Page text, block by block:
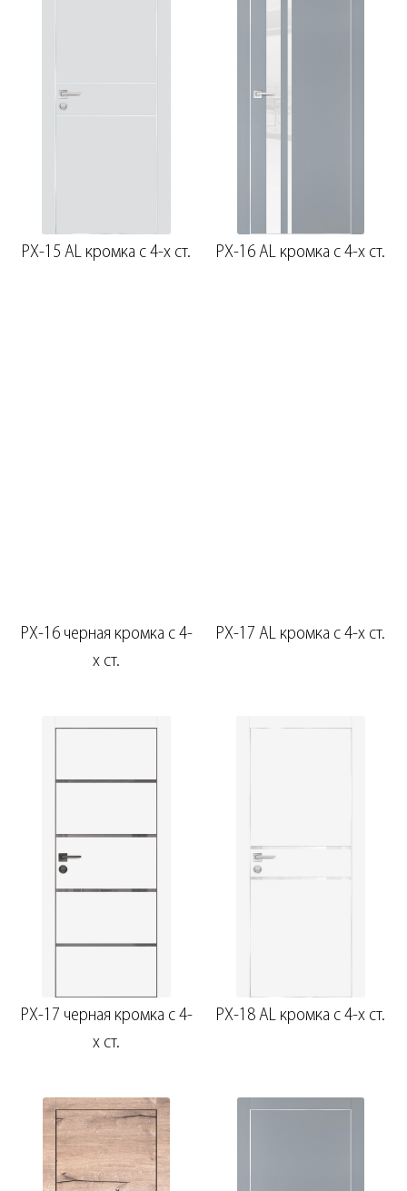
PX-15 AL кромка с 4-х ст. PX-16 AL кромка с 4-х ст.
PX-16 черная кромка с 4-
х ст.
PX-17 AL кромка с 4-х ст.
PX-17 черная кромка с 4-
х ст.
PX-18 AL кромка с 4-х ст.